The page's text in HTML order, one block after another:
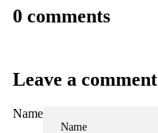
0 comments
Leave a comment
Name